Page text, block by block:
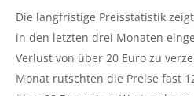
Die langfristige Preisstatistik
in den letzten drei Monaten
Verlust von über 20 Euro zu
Monat rutschten die Preise fast